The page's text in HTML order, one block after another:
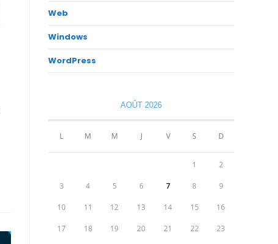
Web
Windows
WordPress
AOÛT 2026
L M M J V S D
1 2
3 4 5 6 7 8 9
10 11 12 13 14 15 16
17 18 19 20 21 22 23